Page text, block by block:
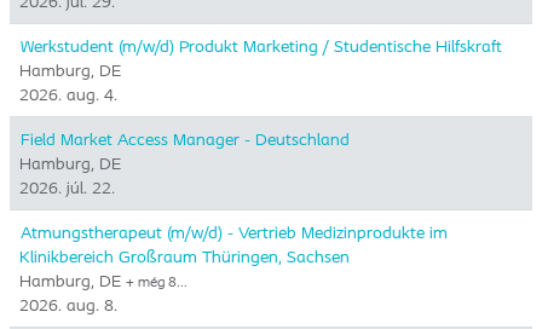
Werkstudent (m/w/d) Produkt Marketing / Studentische Hilfskraft
Hamburg, DE
2026. aug. 4.
Field Market Access Manager - Deutschland
Hamburg, DE
2026. júl. 22.
Atmungstherapeut (m/w/d) - Vertrieb Medizinprodukte im
Klinikbereich Großraum Thüringen, Sachsen
Hamburg, DE + még 8…
2026. aug. 8.